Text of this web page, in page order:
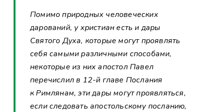
Помимо природных человеческих
дарований, у христиан есть и дары
Святого Духа, которые могут проявлять
себя самыми различными способами,
некоторые из них апостол Павел
перечислил в 12-й главе Послания
к Римлянам, эти дары могут проявляться,
если следовать апостольскому посланию,